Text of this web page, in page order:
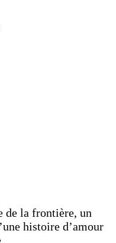
de la frontière, un
histoire d’amour